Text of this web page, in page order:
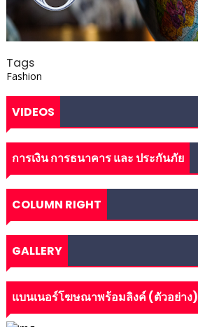
Tags
Fashion
VIDEOS
การเงิน การธนาคาร และ ประกันภัย
COLUMN RIGHT
GALLERY
แบนเนอร์โฆษณาพร้อมลิงค์ (ตัวอย่าง)